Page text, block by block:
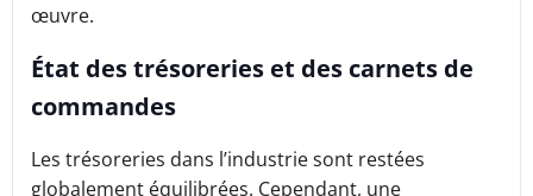
œuvre.
État des trésoreries et des carnets de
commandes
Les trésoreries dans l’industrie sont restées
globalement équilibrées. Cependant, une